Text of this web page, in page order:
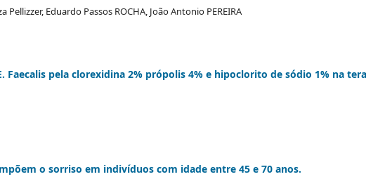
Pellizzer, Eduardo Passos ROCHA, João Antonio PEREIRA
E. Faecalis pela clorexidina 2% própolis 4% e hipoclorito de sódio 1% na
o sorriso em indivíduos com idade entre 45 e 70 anos.